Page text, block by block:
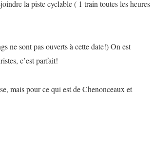
la piste cyclable ( 1 train toutes les heures
ne sont pas ouverts à cette date!) On est
c’est parfait!
mais pour ce qui est de Chenonceaux et